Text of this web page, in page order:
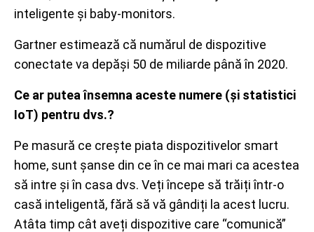
inteligente și baby-monitors.
Gartner estimează că numărul de dispozitive
conectate va depăși 50 de miliarde până în 2020.
Ce ar putea însemna aceste numere (și statistici
IoT) pentru dvs.?
Pe masură ce crește piata dispozitivelor smart
home, sunt șanse din ce în ce mai mari ca acestea
să intre și în casa dvs. Veți începe să trăiți într-o
casă inteligentă, fără să vă gândiți la acest lucru.
Atâta timp cât aveți dispozitive care “comunică”